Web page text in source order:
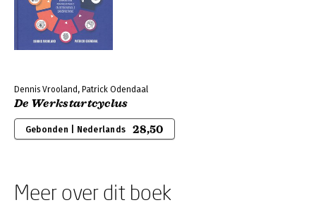
Dennis Vrooland, Patrick Odendaal
De Werkstartcyclus
Gebonden | Nederlands 28,50
Meer over dit boek